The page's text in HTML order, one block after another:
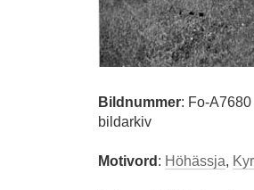
Bildnummer: Fo-A7680
bildarkiv
Motivord: Höhässja,